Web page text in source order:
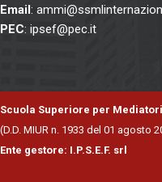
Email:
PEC: ipsef@pec.it
Scuola Superiore per
(D.D. MIUR n. 1933 del 01 agosto
Ente gestore: I.P.S.E.F. srl